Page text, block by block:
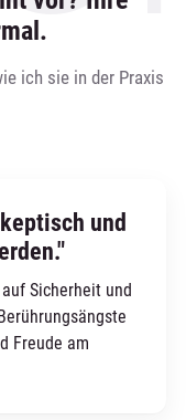
ich sie in der Praxis
und
Sicherheit und
Freude am